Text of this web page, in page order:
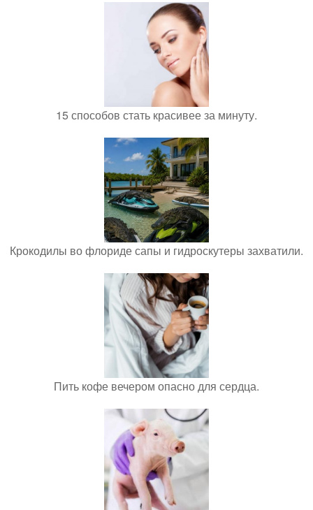
15 способов стать красивее за минуту.
Крокодилы во флориде сапы и гидроскутеры захватили.
Пить кофе вечером опасно для сердца.